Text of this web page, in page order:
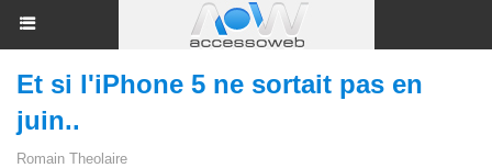
Et si l'iPhone 5 ne sortait pas en
juin..
Romain Theolaire